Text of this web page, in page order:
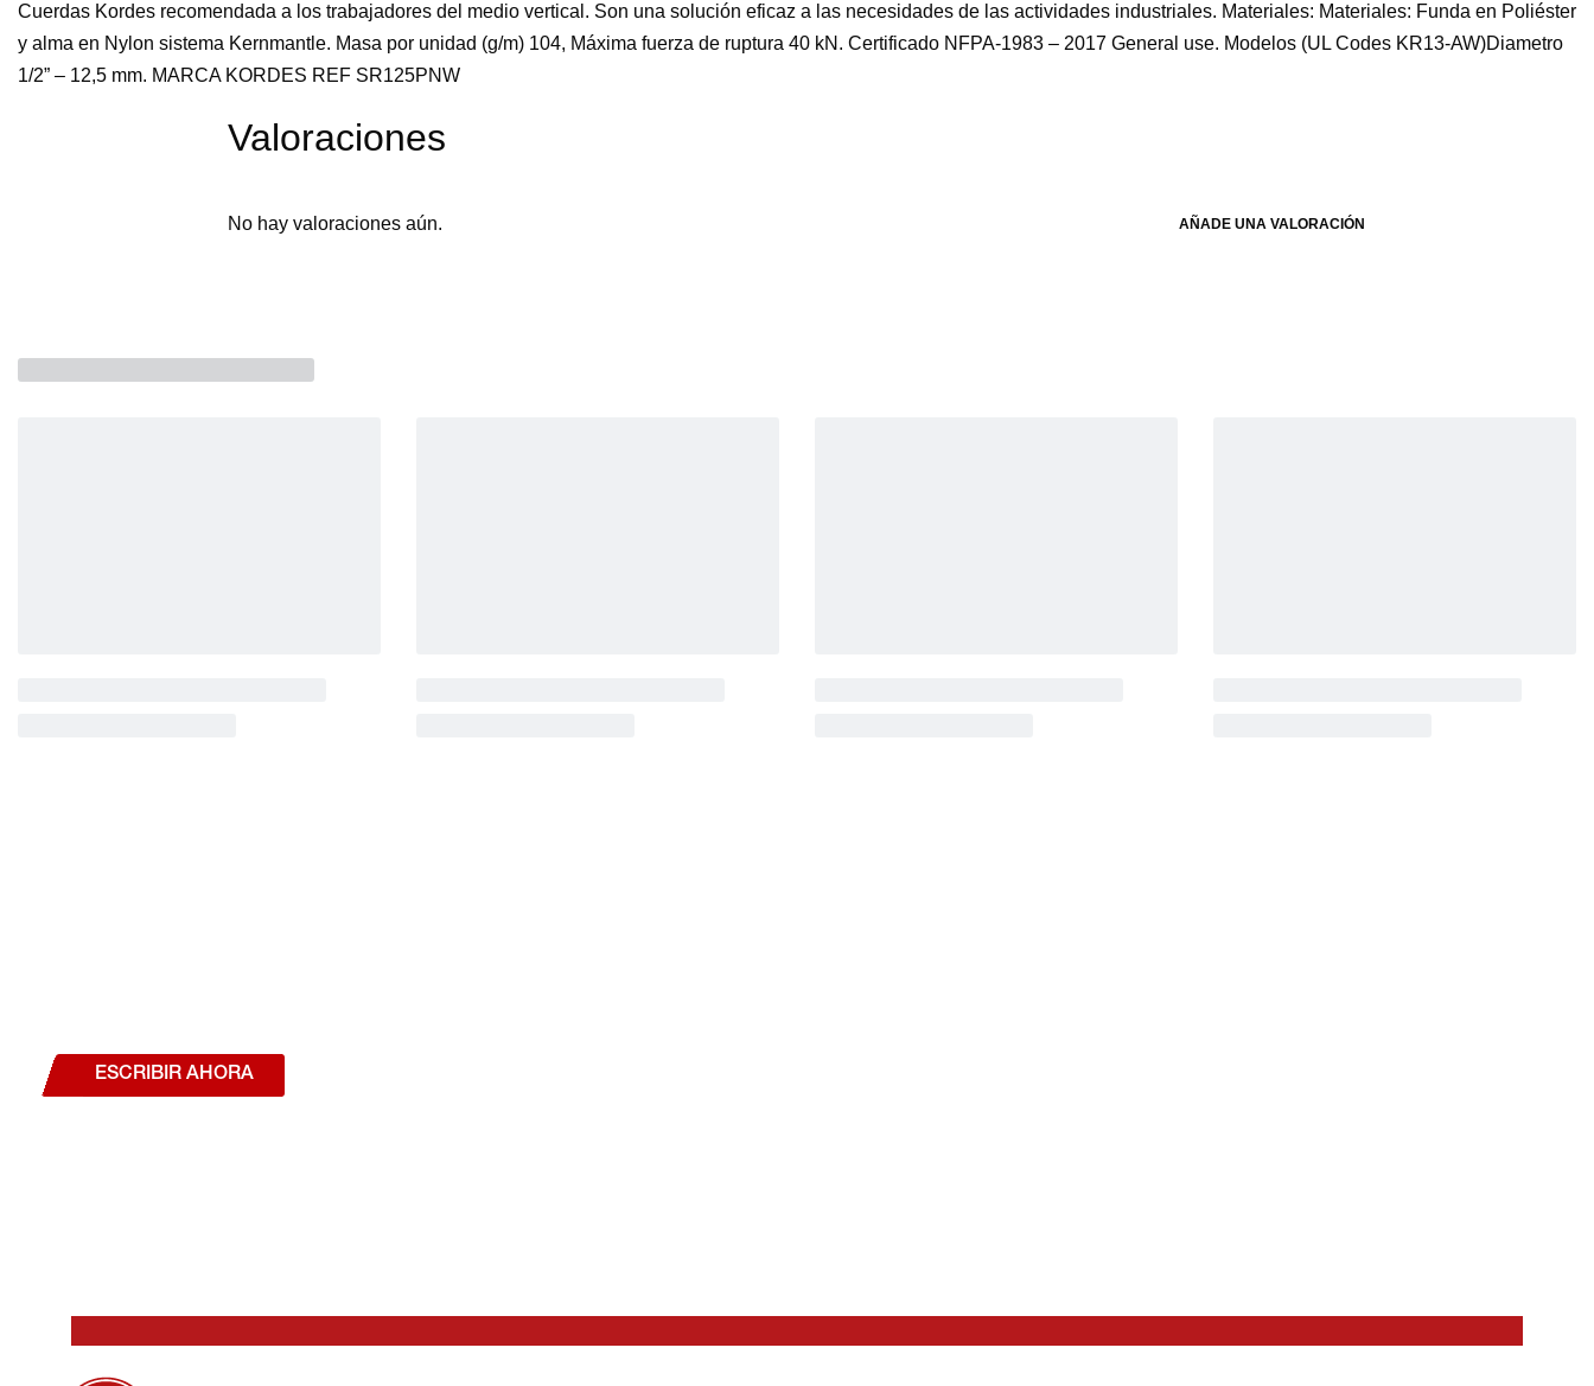
Cuerdas Kordes recomendada a los trabajadores del medio vertical. Son una solución eficaz a las necesidades de las actividades industriales. Materiales: Materiales: Funda en Poliéster
y alma en Nylon sistema Kernmantle. Masa por unidad (g/m) 104, Máxima fuerza de ruptura 40 kN. Certificado NFPA-1983 – 2017 General use. Modelos (UL Codes KR13-AW)Diametro
1/2” – 12,5 mm. MARCA KORDES REF SR125PNW
Valoraciones
No hay valoraciones aún. AÑADE UNA VALORACIÓN
ESCRIBIR AHORA